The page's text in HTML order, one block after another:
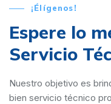
¡Élígenos!
Espere lo
Servicio
Nuestro objetivo es
bien servicio técnico